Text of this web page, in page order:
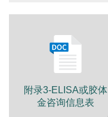
附录3-ELISA或胶体
金咨询信息表